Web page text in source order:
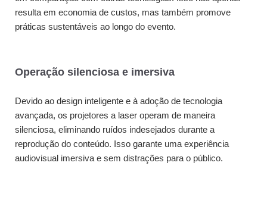
resulta em economia de custos, mas também promove
práticas sustentáveis ao longo do evento.
Operação silenciosa e imersiva
Devido ao design inteligente e à adoção de tecnologia
avançada, os projetores a laser operam de maneira
silenciosa, eliminando ruídos indesejados durante a
reprodução do conteúdo. Isso garante uma experiência
audiovisual imersiva e sem distrações para o público.